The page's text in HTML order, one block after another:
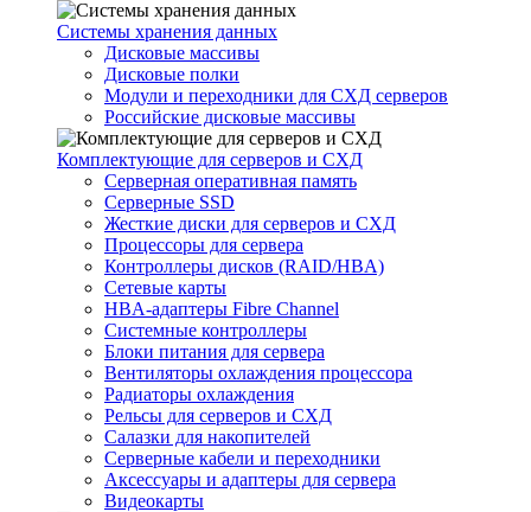
Системы хранения данных
Дисковые массивы
Дисковые полки
Модули и переходники для СХД серверов
Российские дисковые массивы
Комплектующие для серверов и СХД
Серверная оперативная память
Серверные SSD
Жесткие диски для серверов и СХД
Процессоры для сервера
Контроллеры дисков (RAID/HBA)
Сетевые карты
HBA-адаптеры Fibre Channel
Системные контроллеры
Блоки питания для сервера
Вентиляторы охлаждения процессора
Радиаторы охлаждения
Рельсы для серверов и СХД
Салазки для накопителей
Серверные кабели и переходники
Аксессуары и адаптеры для сервера
Видеокарты